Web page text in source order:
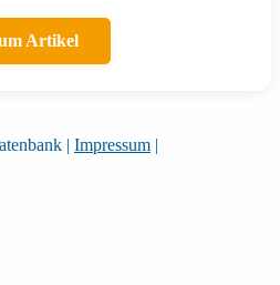
Artikel
| Impressum |